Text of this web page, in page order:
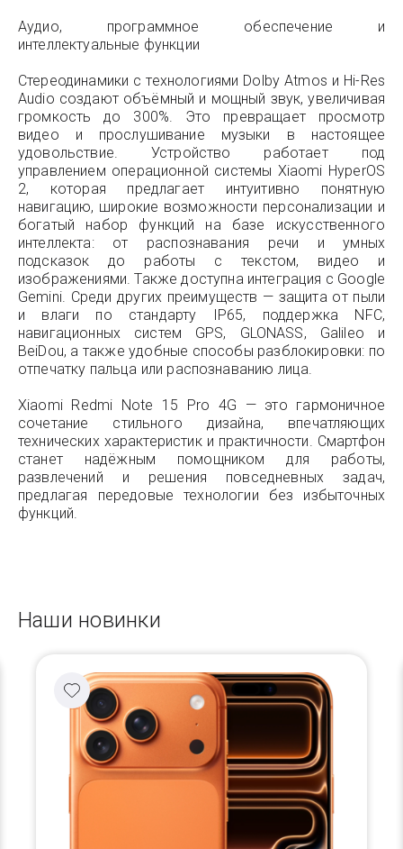
Аудио, программное обеспечение и
интеллектуальные функции
Стереодинамики с технологиями Dolby Atmos и Hi-Res
Audio создают объёмный и мощный звук, увеличивая
громкость до 300%. Это превращает просмотр
видео и прослушивание музыки в настоящее
удовольствие. Устройство работает под
управлением операционной системы Xiaomi HyperOS
2, которая предлагает интуитивно понятную
навигацию, широкие возможности персонализации и
богатый набор функций на базе искусственного
интеллекта: от распознавания речи и умных
подсказок до работы с текстом, видео и
изображениями. Также доступна интеграция с Google
Gemini. Среди других преимуществ — защита от пыли
и влаги по стандарту IP65, поддержка NFC,
навигационных систем GPS, GLONASS, Galileo и
BeiDou, а также удобные способы разблокировки: по
отпечатку пальца или распознаванию лица.
Xiaomi Redmi Note 15 Pro 4G — это гармоничное
сочетание стильного дизайна, впечатляющих
технических характеристик и практичности. Смартфон
станет надёжным помощником для работы,
развлечений и решения повседневных задач,
предлагая передовые технологии без избыточных
функций.
Наши новинки